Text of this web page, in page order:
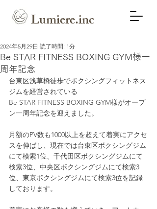
Lumiere.inc
Be STAR FITNESS BOXING GYM様一
周年記念
2024年5月29日 読了時間: 1分
台東区浅草橋徒歩でボクシングフィットネス
ジムを経営されている
Be STAR FITNESS BOXING GYM様がオープ
ン一周年記念を迎えました。
月額のPV数も1000以上を超えて着実にアクセ
スを伸ばし、現在では台東区ボクシングジム
にて検索1位、千代田区ボクシングジムにて
検索3位、中央区ボクシングジムにて検索3
位、東京ボクシングジムにて検索3位を記録
しております。